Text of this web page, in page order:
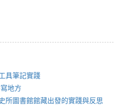
具筆記實踐
地方
所圖書館館藏出發的實踐與反思